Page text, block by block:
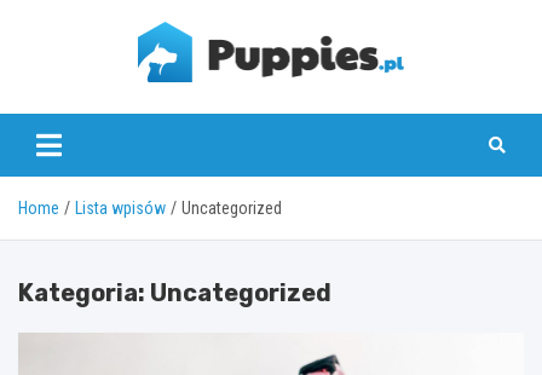
puppies.pl
Home Lista wpisów Uncategorized
Kategoria: Uncategorized